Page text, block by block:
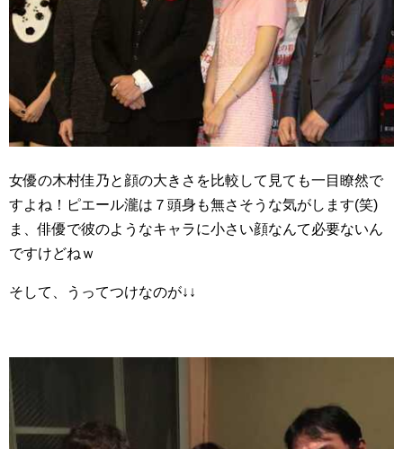
女優の木村佳乃と顔の大きさを比較して見ても一目瞭然で
すよね！ピエール瀧は７頭身も無さそうな気がします(笑)
ま、俳優で彼のようなキャラに小さい顔なんて必要ないん
ですけどねｗ
そして、うってつけなのが↓↓